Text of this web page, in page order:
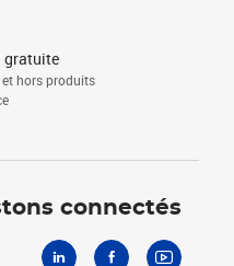
gratuite
hors produits
connectés